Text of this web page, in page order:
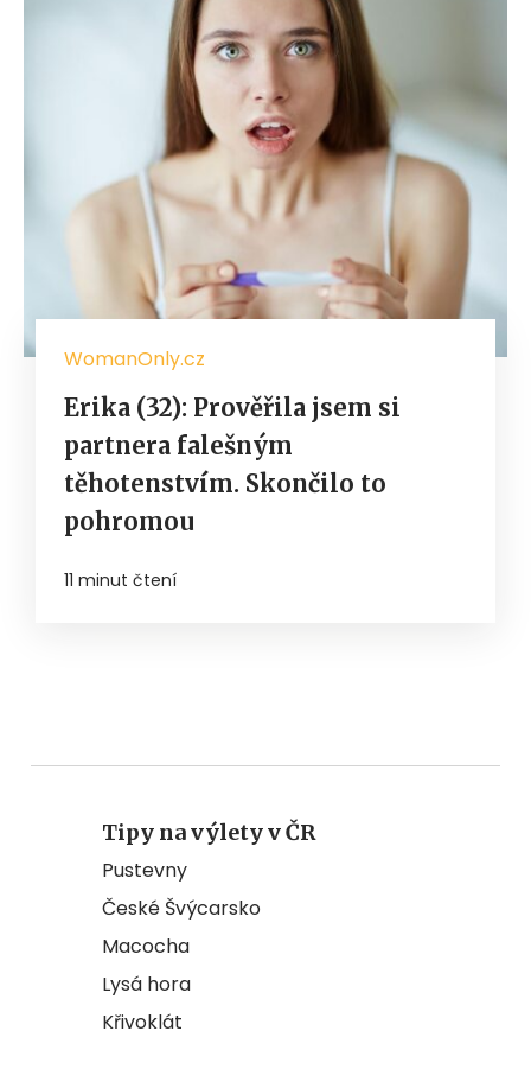
WomanOnly.cz
Erika (32): Prověřila jsem si
partnera falešným
těhotenstvím. Skončilo to
pohromou
11 minut čtení
Tipy na výlety v ČR
Pustevny
České Švýcarsko
Macocha
Lysá hora
Křivoklát